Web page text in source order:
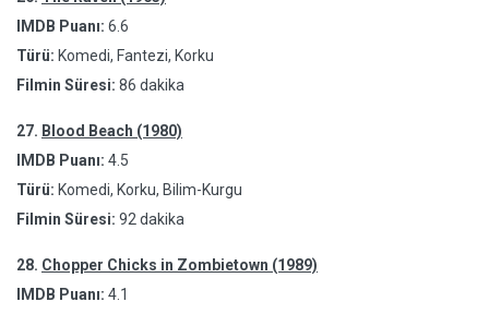
IMDB Puanı: 6.6
Türü: Komedi, Fantezi, Korku
Filmin Süresi: 86 dakika
27. Blood Beach (1980)
IMDB Puanı: 4.5
Türü: Komedi, Korku, Bilim-Kurgu
Filmin Süresi: 92 dakika
28. Chopper Chicks in Zombietown (1989)
IMDB Puanı: 4.1